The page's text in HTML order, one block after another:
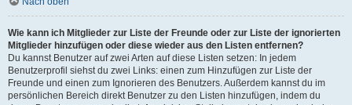
Wie kann ich Mitglieder zur Liste der Freunde oder zur Liste der ignorierten
Mitglieder hinzufügen oder diese wieder aus den Listen entfernen?
Du kannst Benutzer auf zwei Arten auf diese Listen setzen: In jedem
Benutzerprofil siehst du zwei Links: einen zum Hinzufügen zur Liste der
Freunde und einen zum Ignorieren des Benutzers. Außerdem kannst du im
persönlichen Bereich direkt Benutzer zu den Listen hinzufügen, indem du